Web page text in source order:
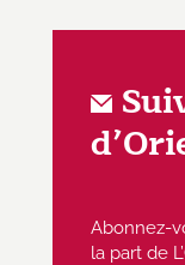
Abonnez-
la part de